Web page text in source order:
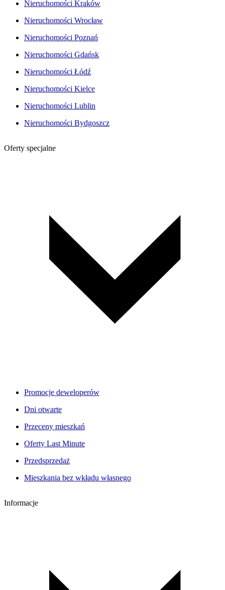
Nieruchomości Kraków
Nieruchomości Wrocław
Nieruchomości Poznań
Nieruchomości Gdańsk
Nieruchomości Łódź
Nieruchomości Kielce
Nieruchomości Lublin
Nieruchomości Bydgoszcz
Oferty specjalne
Promocje deweloperów
Dni otwarte
Przeceny mieszkań
Oferty Last Minute
Przedsprzedaż
Mieszkania bez wkładu własnego
Informacje